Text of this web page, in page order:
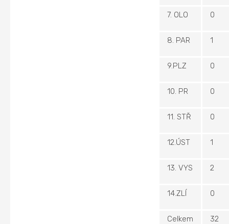
7. OLO 0
8. PAR 1
9.PLZ 0
10. PR 0
11. STŘ 0
12.ÚST 1
13. VYS 2
14.ZLÍ 0
Celkem 32